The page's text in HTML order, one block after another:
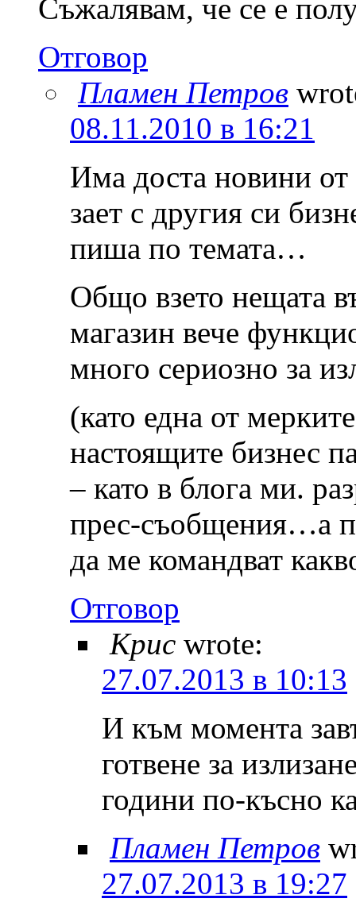
Съжалявам, че се е
Отговор
Пламен Петров
08.11.2010 в 16:21
Има доста новини от
зает с другия си
пиша по темата…
Общо взето нещата
магазин вече
много сериозно за
(като една от
настоящите бизнес
– като в блога ми.
прес-съобщения…а
да ме командват
Отговор
Крис wrote:
27.07.2013 в 10:13
И към момента
готвене за
години по-късно
Пламен Петров
27.07.2013 в 19:27